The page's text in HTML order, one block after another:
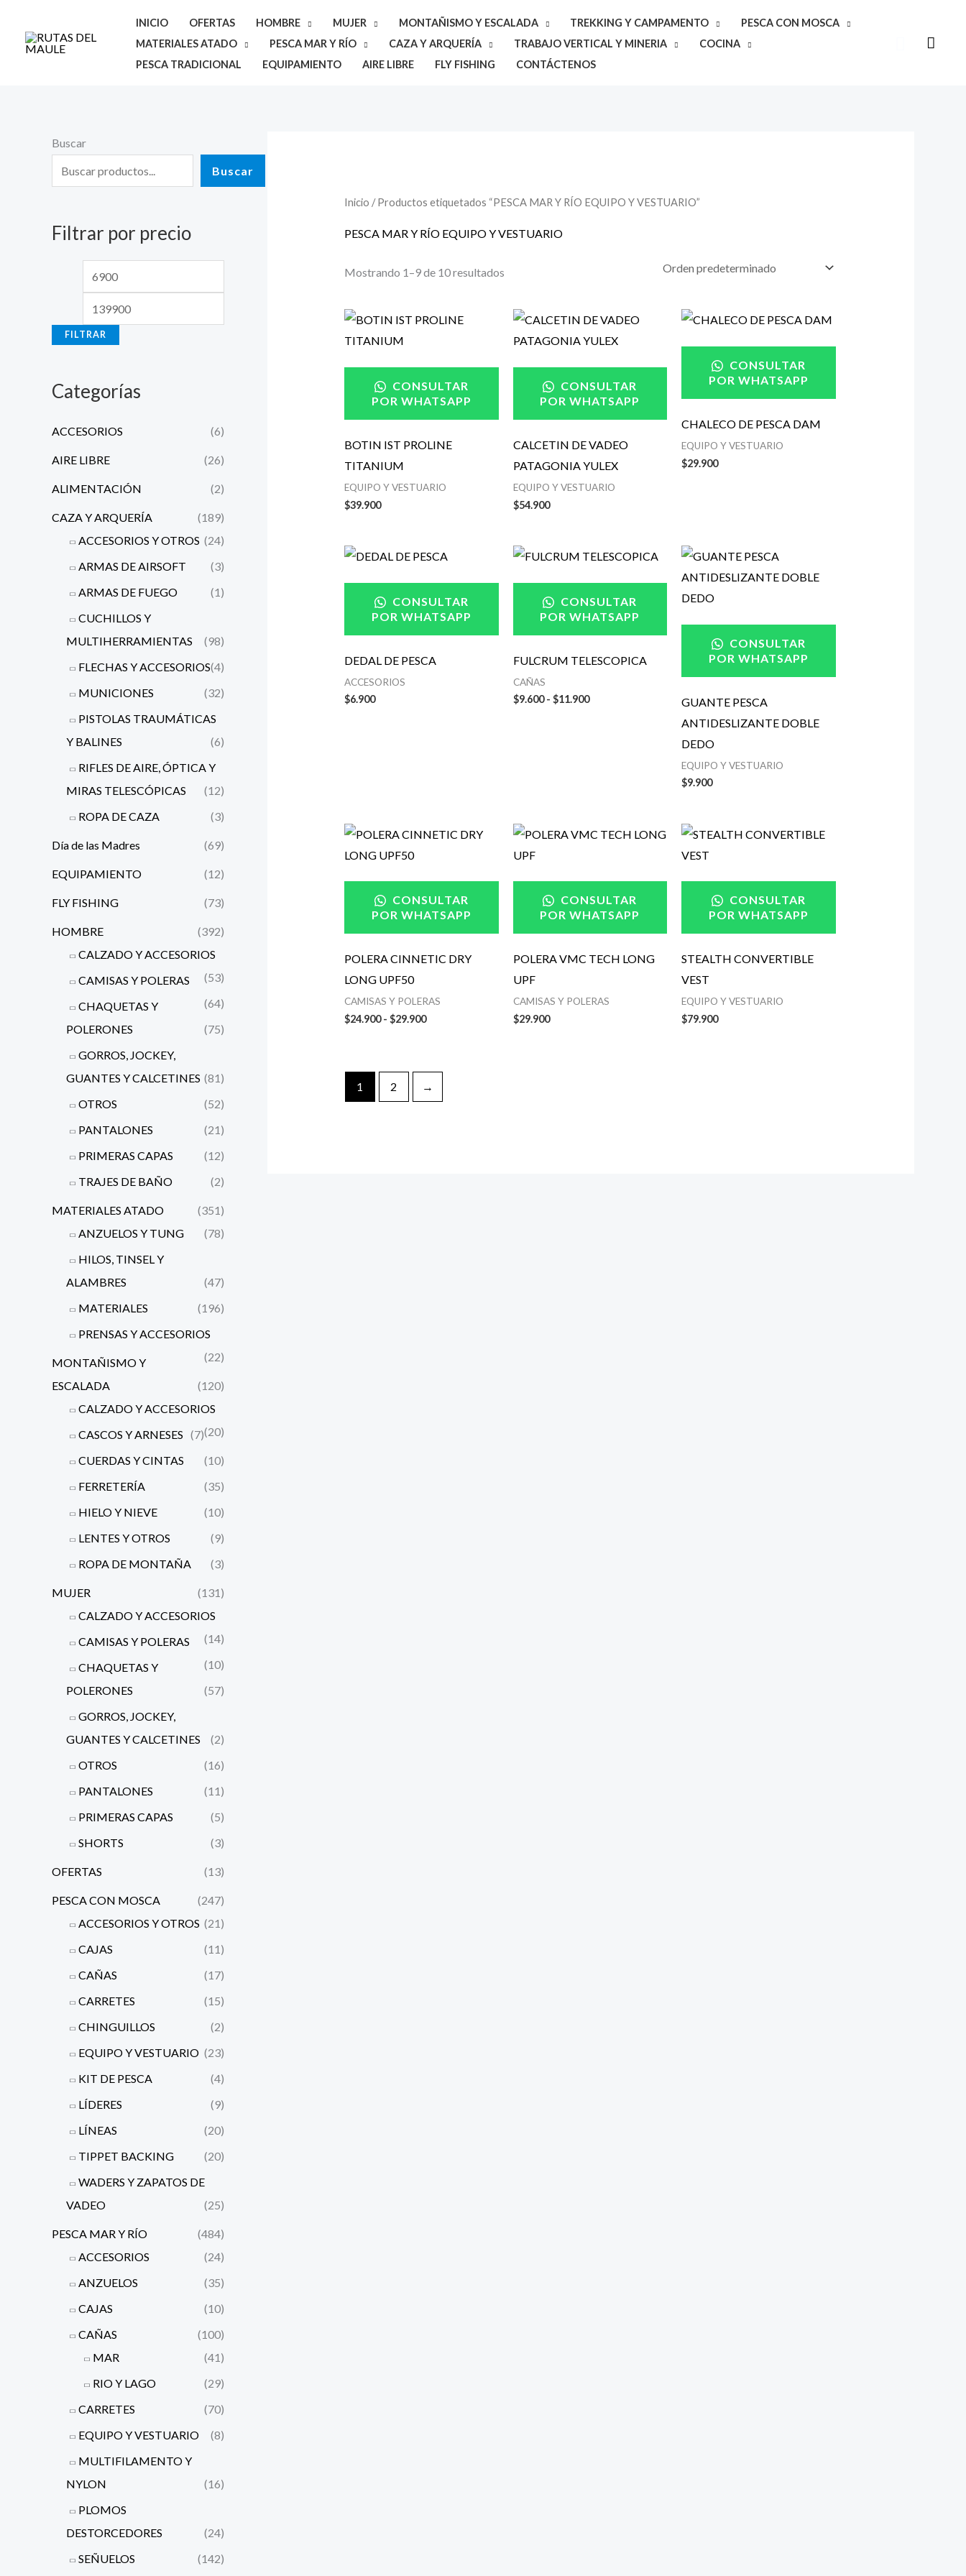
contenido
INICIO OFERTAS HOMBRE MUJER MONTAÑISMO Y ESCALADA TREKKING Y CAMPAMENTO
PESCA CON MOSCA
MATERIALES ATADO
PESCA MAR Y RÍO CAZA Y ARQUERÍA TRABAJO VERTICAL Y MINERIA
COCINA
PESCA TRADICIONAL
EQUIPAMIENTO AIRE LIBRE FLY FISHING CONTÁCTENOS
Buscar
Buscar
Buscar
Filtrar por precio
P
e
i
o
n
e
o
FILTRAR
Categorías
ACCESORIOS (6)
AIRE LIBRE (26)
ALIMENTACIÓN (2)
CAZA Y ARQUERÍA
(189)
ACCESORIOS Y OTROS (24)
ARMAS DE AIRSOFT
(3)
ARMAS DE FUEGO
(1)
CUCHILLOS Y
MULTIHERRAMIENTAS
(98)
FLECHAS Y ACCESORIOS(4)
MUNICIONES
(32)
PISTOLAS TRAUMÁTICAS
Y BALINES
(6)
RIFLES DE AIRE, ÓPTICA Y
MIRAS TELESCÓPICAS
(12)
ROPA DE CAZA
(3)
Día de las Madres (69)
EQUIPAMIENTO (12)
FLY FISHING (73)
HOMBRE
(392)
CALZADO Y ACCESORIOS
(53)
CAMISAS Y POLERAS
(64)
CHAQUETAS Y
POLERONES
(75)
GORROS, JOCKEY,
GUANTES Y CALCETINES (81)
OTROS
(52)
PANTALONES
(21)
PRIMERAS CAPAS
(12)
TRAJES DE BAÑO
(2)
MATERIALES ATADO
(351)
ANZUELOS Y TUNG
(78)
HILOS, TINSEL Y
ALAMBRES
(47)
MATERIALES
(196)
PRENSAS Y ACCESORIOS
(22)
MONTAÑISMO Y
ESCALADA
(120)
CALZADO Y ACCESORIOS
(20)
CASCOS Y ARNESES (7)
CUERDAS Y CINTAS
(10)
FERRETERÍA
(35)
HIELO Y NIEVE
(10)
LENTES Y OTROS
(9)
ROPA DE MONTAÑA
(3)
MUJER
(131)
CALZADO Y ACCESORIOS
(14)
CAMISAS Y POLERAS
(10)
CHAQUETAS Y
POLERONES
(57)
GORROS, JOCKEY,
GUANTES Y CALCETINES
(2)
OTROS
(16)
PANTALONES
(11)
PRIMERAS CAPAS
(5)
SHORTS
(3)
OFERTAS (13)
PESCA CON MOSCA
(247)
ACCESORIOS Y OTROS (21)
CAJAS
(11)
CAÑAS
(17)
CARRETES
(15)
CHINGUILLOS
(2)
EQUIPO Y VESTUARIO (23)
KIT DE PESCA
(4)
LÍDERES
(9)
LÍNEAS
(20)
TIPPET BACKING
(20)
WADERS Y ZAPATOS DE
VADEO
(25)
PESCA MAR Y RÍO
(484)
ACCESORIOS
(24)
ANZUELOS
(35)
CAJAS
(10)
CAÑAS
(100)
MAR
(41)
RIO Y LAGO
(29)
CARRETES
(70)
EQUIPO Y VESTUARIO
(8)
MULTIFILAMENTO Y
NYLON
(16)
PLOMOS
DESTORCEDORES
(24)
SEÑUELOS
(142)
Inicio / Productos etiquetados “PESCA MAR Y RÍO EQUIPO Y VESTUARIO”
PESCA MAR Y RÍO EQUIPO Y VESTUARIO
Mostrando 1–9 de 10 resultados
CONSULTAR
POR WHATSAPP
BOTIN IST PROLINE
TITANIUM
EQUIPO Y VESTUARIO
$39.900
CONSULTAR
POR WHATSAPP
CALCETIN DE VADEO
PATAGONIA YULEX
EQUIPO Y VESTUARIO
$54.900
CONSULTAR
POR WHATSAPP
CHALECO DE PESCA DAM
EQUIPO Y VESTUARIO
$29.900
CONSULTAR
POR WHATSAPP
DEDAL DE PESCA
ACCESORIOS
$6.900
CONSULTAR
POR WHATSAPP
FULCRUM TELESCOPICA
CAÑAS
$9.600 - $11.900
Rango
de
$9.600
hasta
CONSULTAR
POR WHATSAPP
GUANTE PESCA
ANTIDESLIZANTE DOBLE
DEDO
EQUIPO Y VESTUARIO
$9.900
CONSULTAR
POR WHATSAPP
POLERA CINNETIC DRY
LONG UPF50
CAMISAS Y POLERAS
$24.900 - $29.900
Rango
de
$24.900
hasta
$29.900
CONSULTAR
POR WHATSAPP
POLERA VMC TECH LONG
UPF
CAMISAS Y POLERAS
$29.900
CONSULTAR
POR WHATSAPP
STEALTH CONVERTIBLE
VEST
EQUIPO Y VESTUARIO
$79.900
1 2 →